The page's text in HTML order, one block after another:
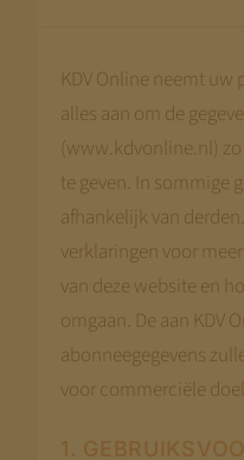
KDV Online neemt uw
alles aan om de
(www.kdvonline.nl)
te geven. In sommige
afhankelijk van
verklaringen voor
van deze website en
omgaan. De aan KDV
abonneegegevens
voor commerciële
1.